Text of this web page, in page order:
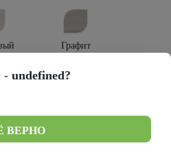
Графит
- undefined?
ВЕРНО